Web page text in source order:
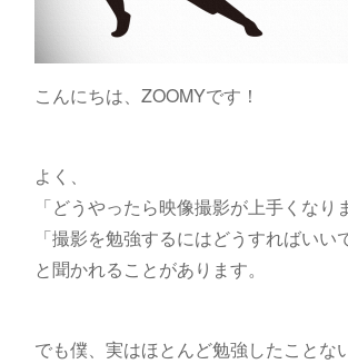
こんにちは、ZOOMYです！
よく、
「どうやったら映像撮影が上手くなり
「撮影を勉強するにはどうすればいい
と聞かれることがあります。
でも僕、実はほとんど勉強したことな